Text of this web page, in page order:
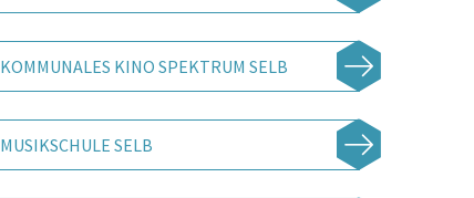
KOMMUNALES KINO SPEKTRUM SELB
MUSIKSCHULE SELB